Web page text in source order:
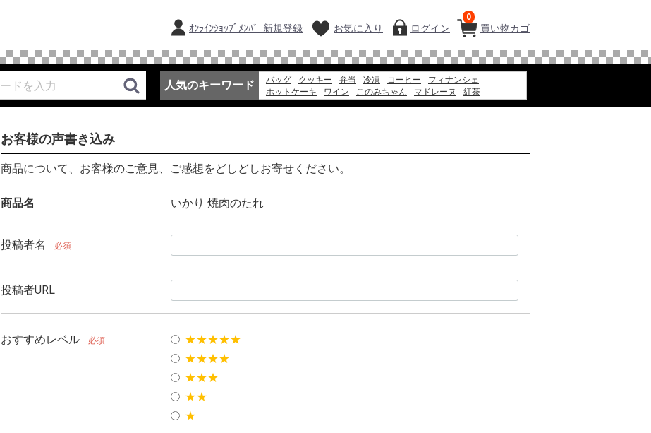
買い物カゴ
0
ｵﾝﾗｲﾝｼｮｯﾌﾟﾒﾝﾊﾞｰ新規登録 お気に入り ログイン
人気のキーワード バッグ クッキー 弁当 冷凍 コーヒー
フィナンシェ
ホットケーキ
ワイン このみちゃん マドレーヌ
紅茶
お客様の声書き込み
商品について、お客様のご意見、ご感想をどしどしお寄せください。
商品名 いかり 焼肉のたれ
投稿者名 必須
投稿者URL
おすすめレベル 必須
★★★★★
★★★★
★★★
★★
★